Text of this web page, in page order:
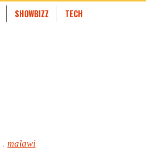
SHOWBIZZ TECH
. malawi